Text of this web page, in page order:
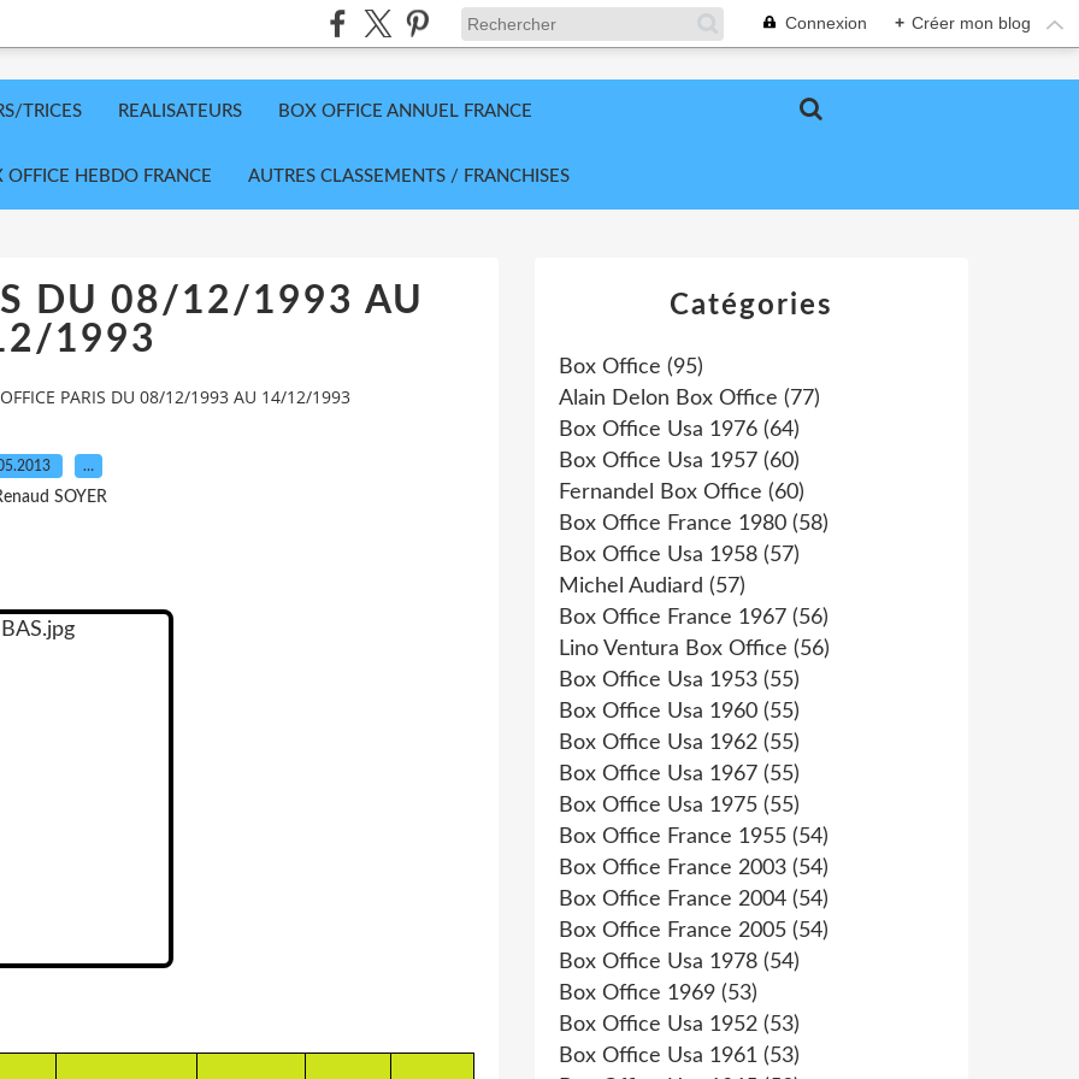
Connexion + Créer mon blog
TRICES REALISATEURS BOX OFFICE ANNUEL FRANCE
OFFICE HEBDO FRANCE AUTRES CLASSEMENTS / FRANCHISES
DU 08/12/1993 AU
1993
PARIS DU 08/12/1993 AU 14/12/1993
…
SOYER
Catégories
Box Office (95)
Alain Delon Box Office (77)
Box Office Usa 1976 (64)
Box Office Usa 1957 (60)
Fernandel Box Office (60)
Box Office France 1980 (58)
Box Office Usa 1958 (57)
Michel Audiard (57)
Box Office France 1967 (56)
Lino Ventura Box Office (56)
Box Office Usa 1953 (55)
Box Office Usa 1960 (55)
Box Office Usa 1962 (55)
Box Office Usa 1967 (55)
Box Office Usa 1975 (55)
Box Office France 1955 (54)
Box Office France 2003 (54)
Box Office France 2004 (54)
Box Office France 2005 (54)
Box Office Usa 1978 (54)
Box Office 1969 (53)
Box Office Usa 1952 (53)
Box Office Usa 1961 (53)